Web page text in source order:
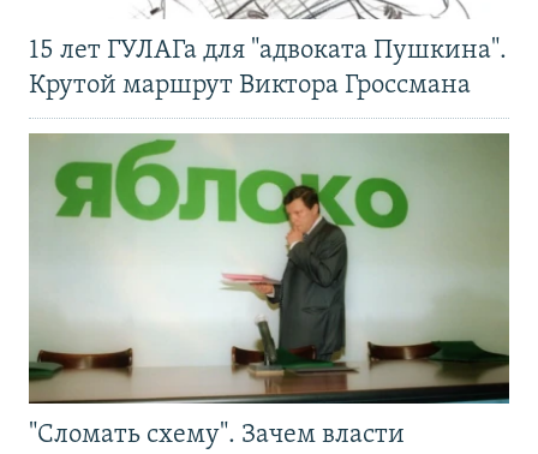
15 лет ГУЛАГа для "адвоката Пушкина".
Крутой маршрут Виктора Гроссмана
"Сломать схему". Зачем власти